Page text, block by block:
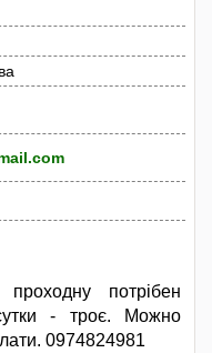
потрібен
- троє. Можно
0974824981